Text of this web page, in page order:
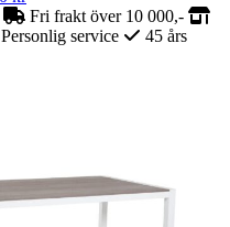
Fri frakt över 10 000,-
Personlig service
45 års